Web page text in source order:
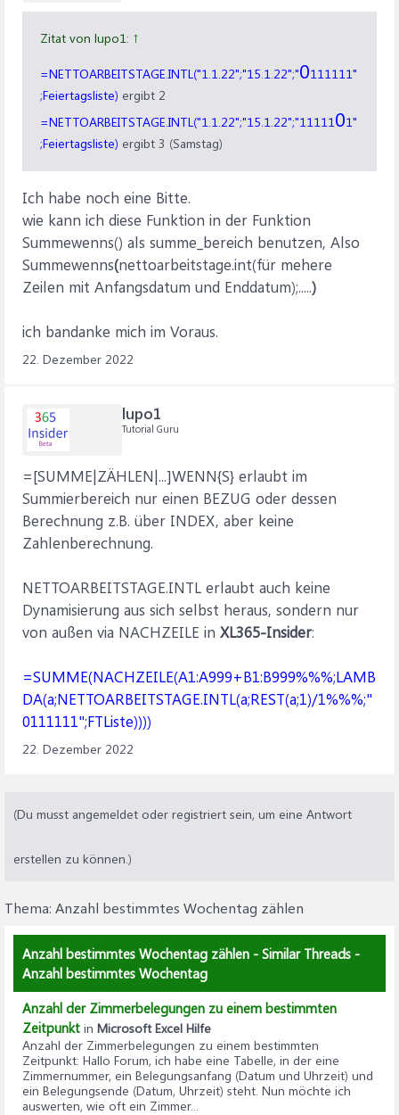
Zitat von lupo1: ↑
=NETTOARBEITSTAGE.INTL("1.1.22";"15.1.22";"0111111"
;Feiertagsliste) ergibt 2
=NETTOARBEITSTAGE.INTL("1.1.22";"15.1.22";"11111 01"
;Feiertagsliste) ergibt 3 (Samstag)
Ich habe noch eine Bitte.
wie kann ich diese Funktion in der Funktion
Summewenns() als summe_bereich benutzen, Also
Summewenns(nettoarbeitstage.int(für mehere
Zeilen mit Anfangsdatum und Enddatum);.....)
ich bandanke mich im Voraus.
22. Dezember 2022
lupo1
Tutorial Guru
=[SUMME|ZÄHLEN|...]WENN{S} erlaubt im
Summierbereich nur einen BEZUG oder dessen
Berechnung z.B. über INDEX, aber keine
Zahlenberechnung.
NETTOARBEITSTAGE.INTL erlaubt auch keine
Dynamisierung aus sich selbst heraus, sondern nur
von außen via NACHZEILE in XL365-Insider:
=SUMME(NACHZEILE(A1:A999+B1:B999%%%;LAMB
DA(a;NETTOARBEITSTAGE.INTL(a;REST(a;1)/1%%%;"
0111111";FTListe))))
22. Dezember 2022
(Du musst angemeldet oder registriert sein, um eine Antwort
erstellen zu können.)
Thema: Anzahl bestimmtes Wochentag zählen
Anzahl bestimmtes Wochentag zählen - Similar Threads -
Anzahl bestimmtes Wochentag
Anzahl der Zimmerbelegungen zu einem bestimmten
Zeitpunkt in Microsoft Excel Hilfe
Anzahl der Zimmerbelegungen zu einem bestimmten
Zeitpunkt: Hallo Forum, ich habe eine Tabelle, in der eine
Zimmernummer, ein Belegungsanfang (Datum und Uhrzeit) und
ein Belegungsende (Datum, Uhrzeit) steht. Nun möchte ich
auswerten, wie oft ein Zimmer...